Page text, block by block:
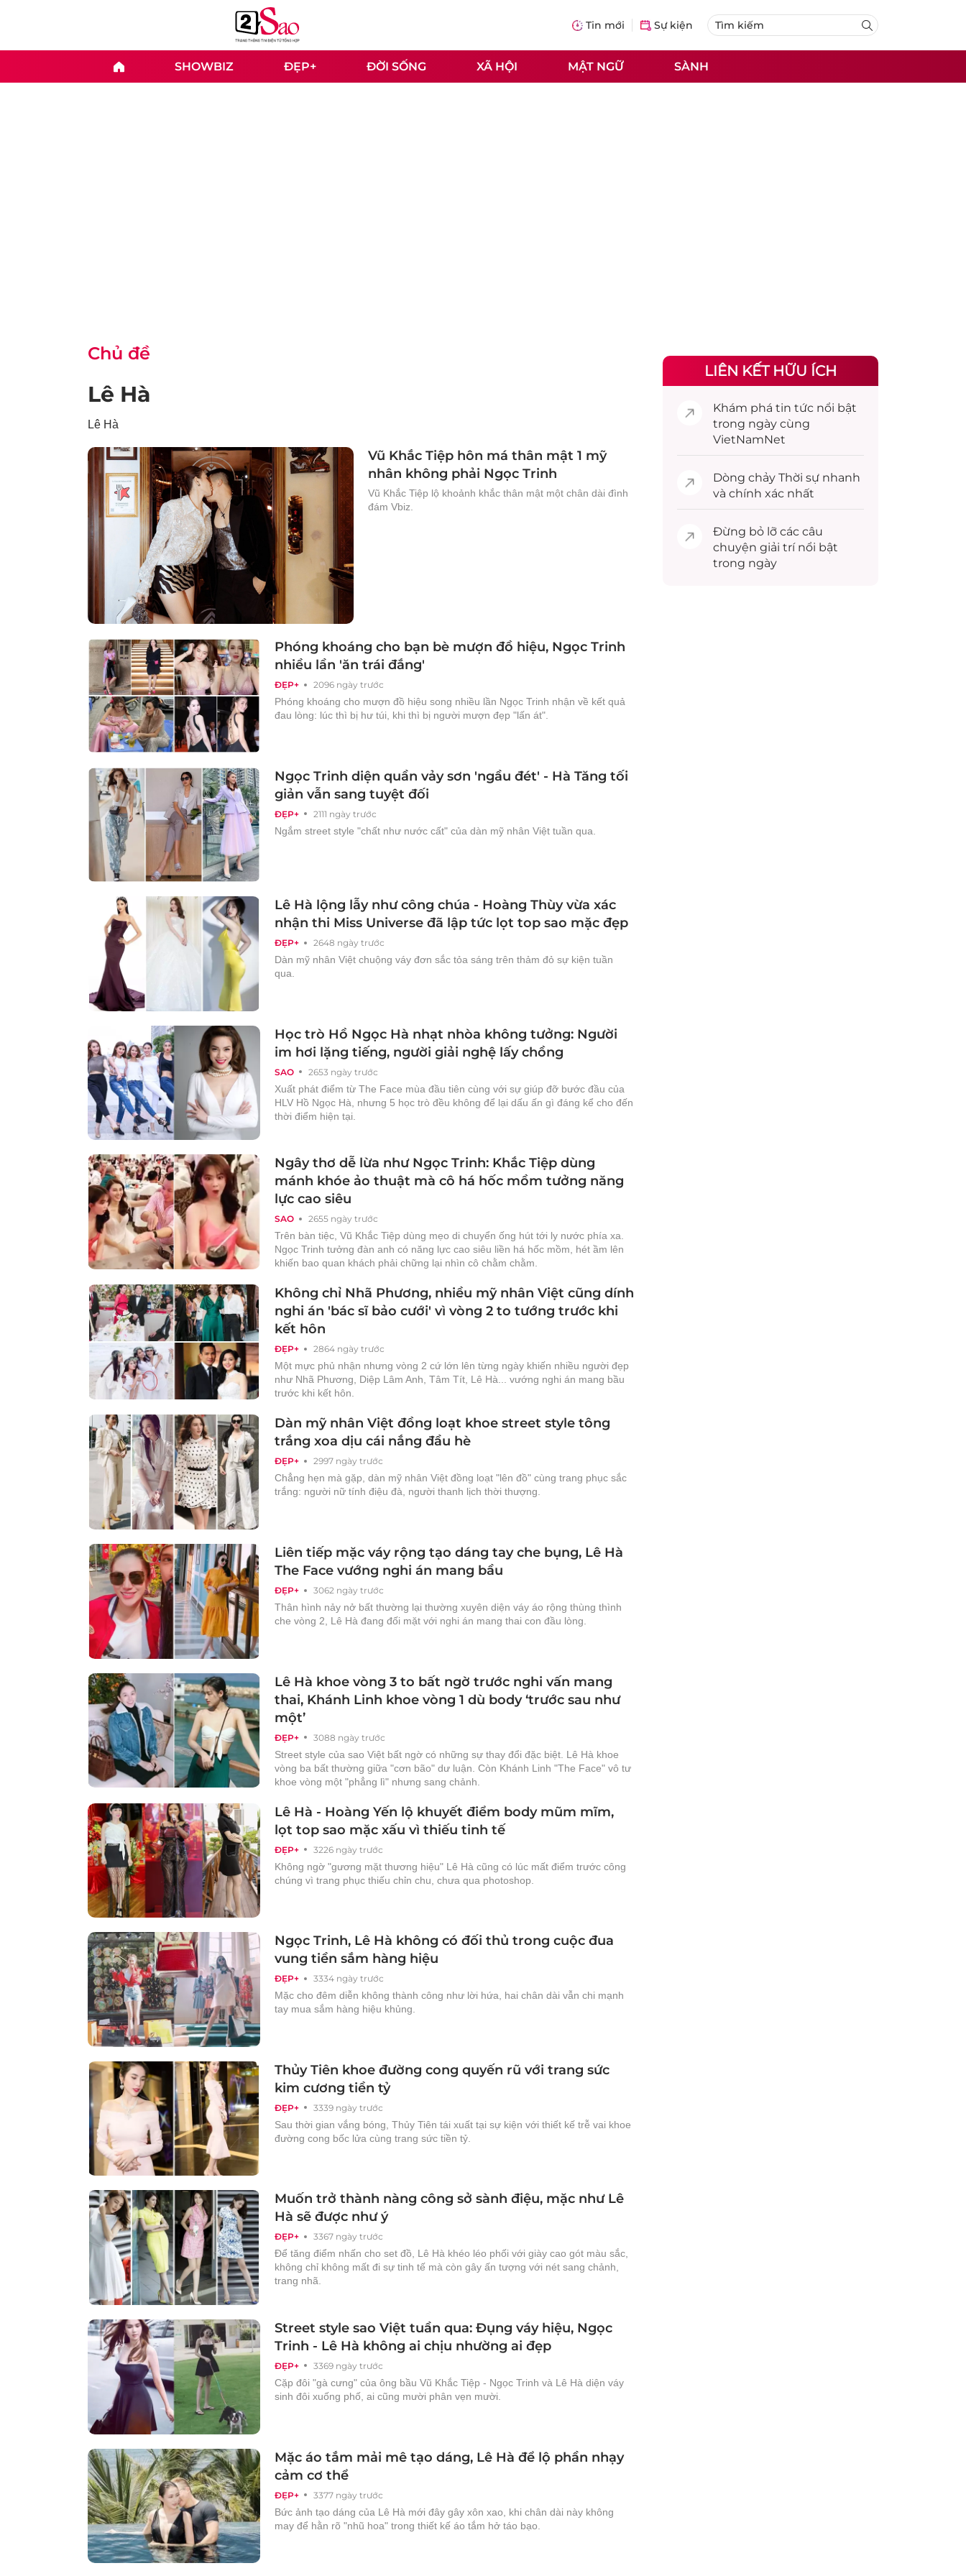
Tin mới Sự kiện
SHOWBIZ ĐẸP+ ĐỜI SỐNG XÃ HỘI MẬT NGỮ SÀNH
Chủ đề
Lê Hà
Lê Hà
Vũ Khắc Tiệp hôn má thân mật 1 mỹ
nhân không phải Ngọc Trinh
Vũ Khắc Tiệp lộ khoảnh khắc thân mật một chân dài đình
đám Vbiz.
ĐẸP+ 2096 ngày trước
Phóng khoáng cho bạn bè mượn đồ hiệu, Ngọc Trinh
nhiều lần 'ăn trái đắng'
Phóng khoáng cho mượn đồ hiệu song nhiều lần Ngọc Trinh nhận về kết quả
đau lòng: lúc thì bị hư túi, khi thì bị người mượn đẹp "lấn át".
ĐẸP+ 2111 ngày trước
Ngọc Trinh diện quần vảy sơn 'ngầu đét' - Hà Tăng tối
giản vẫn sang tuyệt đối
Ngắm street style "chất như nước cất" của dàn mỹ nhân Việt tuần qua.
ĐẸP+ 2648 ngày trước
Lê Hà lộng lẫy như công chúa - Hoàng Thùy vừa xác
nhận thi Miss Universe đã lập tức lọt top sao mặc đẹp
Dàn mỹ nhân Việt chuộng váy đơn sắc tỏa sáng trên thảm đỏ sự kiện tuần
qua.
SAO 2653 ngày trước
Học trò Hồ Ngọc Hà nhạt nhòa không tưởng: Người
im hơi lặng tiếng, người giải nghệ lấy chồng
Xuất phát điểm từ The Face mùa đầu tiên cùng với sự giúp đỡ bước đầu của
HLV Hồ Ngọc Hà, nhưng 5 học trò đều không để lại dấu ấn gì đáng kể cho đến
thời điểm hiện tại.
SAO 2655 ngày trước
Ngây thơ dễ lừa như Ngọc Trinh: Khắc Tiệp dùng
mánh khóe ảo thuật mà cô há hốc mồm tưởng năng
lực cao siêu
Trên bàn tiệc, Vũ Khắc Tiệp dùng mẹo di chuyển ống hút tới ly nước phía xa.
Ngọc Trinh tưởng đàn anh có năng lực cao siêu liền há hốc mồm, hét ầm lên
khiến bao quan khách phải chững lại nhìn cô chằm chằm.
ĐẸP+ 2864 ngày trước
Không chỉ Nhã Phương, nhiều mỹ nhân Việt cũng dính
nghi án 'bác sĩ bảo cưới' vì vòng 2 to tướng trước khi
kết hôn
Một mực phủ nhận nhưng vòng 2 cứ lớn lên từng ngày khiến nhiều người đẹp
như Nhã Phương, Diệp Lâm Anh, Tâm Tít, Lê Hà... vướng nghi án mang bầu
trước khi kết hôn.
ĐẸP+ 2997 ngày trước
Dàn mỹ nhân Việt đồng loạt khoe street style tông
trắng xoa dịu cái nắng đầu hè
Chẳng hẹn mà gặp, dàn mỹ nhân Việt đồng loạt "lên đồ" cùng trang phục sắc
trắng: người nữ tính điệu đà, người thanh lịch thời thượng.
ĐẸP+ 3062 ngày trước
Liên tiếp mặc váy rộng tạo dáng tay che bụng, Lê Hà
The Face vướng nghi án mang bầu
Thân hình nảy nở bất thường lại thường xuyên diện váy áo rộng thùng thình
che vòng 2, Lê Hà đang đối mặt với nghi án mang thai con đầu lòng.
ĐẸP+ 3088 ngày trước
Lê Hà khoe vòng 3 to bất ngờ trước nghi vấn mang
thai, Khánh Linh khoe vòng 1 dù body ‘trước sau như
một’
Street style của sao Việt bất ngờ có những sự thay đổi đặc biệt. Lê Hà khoe
vòng ba bất thường giữa "cơn bão" dư luận. Còn Khánh Linh "The Face" vô tư
khoe vòng một "phẳng lì" nhưng sang chảnh.
ĐẸP+ 3226 ngày trước
Lê Hà - Hoàng Yến lộ khuyết điểm body mũm mĩm,
lọt top sao mặc xấu vì thiếu tinh tế
Không ngờ "gương mặt thương hiệu" Lê Hà cũng có lúc mất điểm trước công
chúng vì trang phục thiếu chỉn chu, chưa qua photoshop.
ĐẸP+ 3334 ngày trước
Ngọc Trinh, Lê Hà không có đối thủ trong cuộc đua
vung tiền sắm hàng hiệu
Mặc cho đêm diễn không thành công như lời hứa, hai chân dài vẫn chi mạnh
tay mua sắm hàng hiệu khủng.
ĐẸP+ 3339 ngày trước
Thủy Tiên khoe đường cong quyến rũ với trang sức
kim cương tiền tỷ
Sau thời gian vắng bóng, Thủy Tiên tái xuất tại sự kiện với thiết kế trễ vai khoe
đường cong bốc lửa cùng trang sức tiền tỷ.
ĐẸP+ 3367 ngày trước
Muốn trở thành nàng công sở sành điệu, mặc như Lê
Hà sẽ được như ý
Để tăng điểm nhấn cho set đồ, Lê Hà khéo léo phối với giày cao gót màu sắc,
không chỉ không mất đi sự tinh tế mà còn gây ấn tượng với nét sang chảnh,
trang nhã.
ĐẸP+ 3369 ngày trước
Street style sao Việt tuần qua: Đụng váy hiệu, Ngọc
Trinh - Lê Hà không ai chịu nhường ai đẹp
Cặp đôi "gà cưng" của ông bầu Vũ Khắc Tiệp - Ngọc Trinh và Lê Hà diện váy
sinh đôi xuống phố, ai cũng mười phân vẹn mười.
ĐẸP+ 3377 ngày trước
Mặc áo tắm mải mê tạo dáng, Lê Hà để lộ phần nhạy
cảm cơ thể
Bức ảnh tạo dáng của Lê Hà mới đây gây xôn xao, khi chân dài này không
may để hằn rõ "nhũ hoa" trong thiết kế áo tắm hở táo bạo.
LIÊN KẾT HỮU ÍCH
Khám phá tin tức nổi bật
trong ngày cùng
VietNamNet
Dòng chảy Thời sự nhanh
và chính xác nhất
Đừng bỏ lỡ các câu
chuyện giải trínổi bật
trong ngày